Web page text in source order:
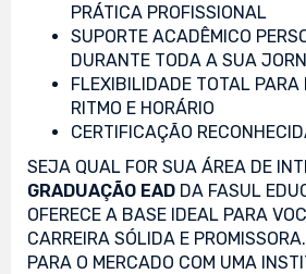
PRÁTICA PROFISSIONAL
SUPORTE ACADÊMICO
DURANTE TODA A SUA
FLEXIBILIDADE TOTAL PARA
RITMO E HORÁRIO
CERTIFICAÇÃO
SEJA QUAL FOR SUA ÁREA DE
GRADUAÇÃO EAD DA FASUL
OFERECE A BASE IDEAL PARA
CARREIRA SÓLIDA E
PARA O MERCADO COM UMA